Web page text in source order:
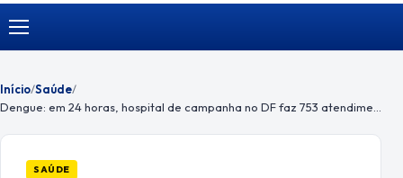
Menu
Início/Saúde/
SAÚDE